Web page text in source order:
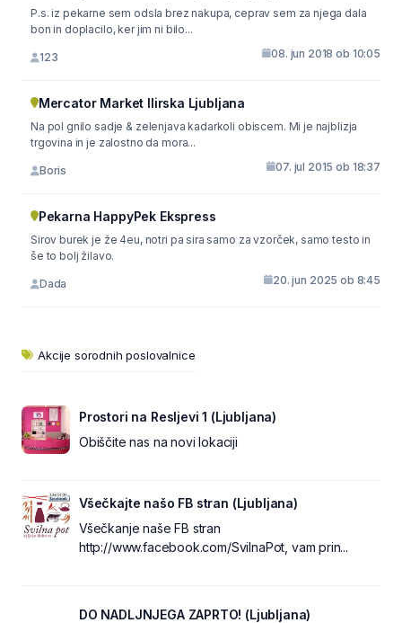
P.s. iz pekarne sem odsla brez nakupa, ceprav sem za njega dala
bon in doplacilo, ker jim ni bilo...
123 08. jun 2018 ob 10:05
Mercator Market Ilirska Ljubljana
Na pol gnilo sadje & zelenjava kadarkoli obiscem. Mi je najblizja
trgovina in je zalostno da mora...
Boris 07. jul 2015 ob 18:37
Pekarna HappyPek Ekspress
Sirov burek je že 4eu, notri pa sira samo za vzorček, samo testo in
še to bolj žilavo.
Dada 20. jun 2025 ob 8:45
Akcije sorodnih poslovalnice
Prostori na Resljevi 1 (Ljubljana)
Obiščite nas na novi lokaciji
Všečkajte našo FB stran (Ljubljana)
Všečkanje naše FB stran
http://www.facebook.com/SvilnaPot, vam prin...
DO NADLJNJEGA ZAPRTO! (Ljubljana)